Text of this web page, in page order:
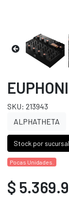
SKU: 213943
ALPHATHETA
Stock por sucursal
Pocas Unidades.
$